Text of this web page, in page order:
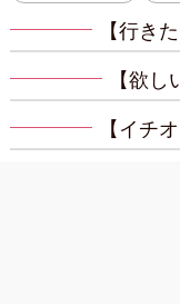
【行き
【欲
【イチ